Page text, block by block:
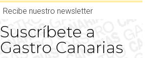
Recibe nuestro newsletter
Suscríbete a
Gastro Canarias